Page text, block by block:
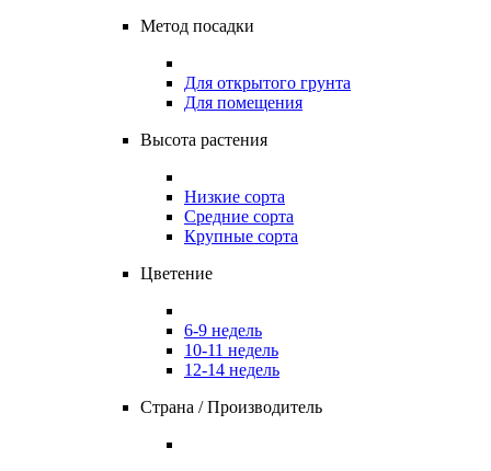
Метод посадки
Для открытого грунта
Для помещения
Высота растения
Низкие сорта
Средние сорта
Крупные сорта
Цветение
6-9 недель
10-11 недель
12-14 недель
Страна / Производитель